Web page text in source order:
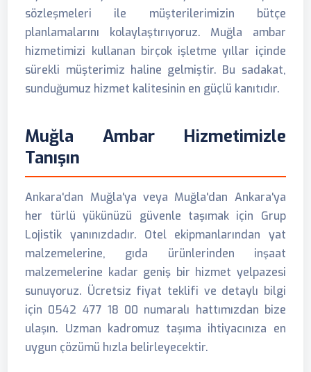
sözleşmeleri ile müşterilerimizin bütçe
planlamalarını kolaylaştırıyoruz. Muğla ambar
hizmetimizi kullanan birçok işletme yıllar içinde
sürekli müşterimiz haline gelmiştir. Bu sadakat,
sunduğumuz hizmet kalitesinin en güçlü kanıtıdır.
Muğla Ambar Hizmetimizle
Tanışın
Ankara'dan Muğla'ya veya Muğla'dan Ankara'ya
her türlü yükünüzü güvenle taşımak için Grup
Lojistik yanınızdadır. Otel ekipmanlarından yat
malzemelerine, gıda ürünlerinden inşaat
malzemelerine kadar geniş bir hizmet yelpazesi
sunuyoruz. Ücretsiz fiyat teklifi ve detaylı bilgi
için 0542 477 18 00 numaralı hattımızdan bize
ulaşın. Uzman kadromuz taşıma ihtiyacınıza en
uygun çözümü hızla belirleyecektir.